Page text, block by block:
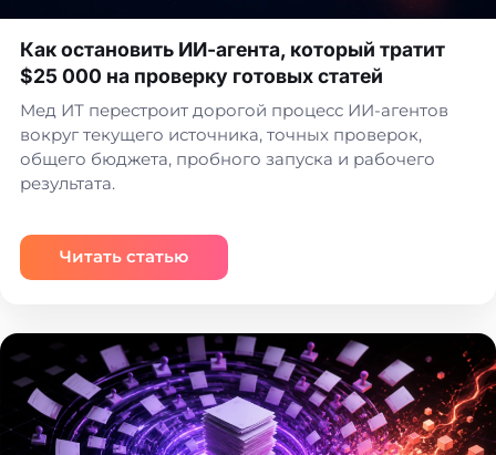
Как остановить ИИ-агента, который тратит
$25 000 на проверку готовых статей
Мед ИТ перестроит дорогой процесс ИИ-агентов
вокруг текущего источника, точных проверок,
общего бюджета, пробного запуска и рабочего
результата.
Читать статью